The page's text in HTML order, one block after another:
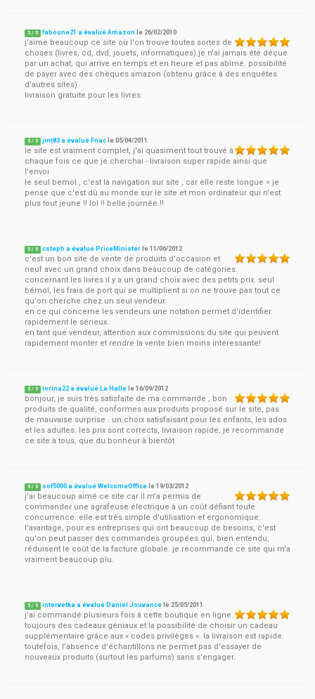
5 / 5 faboune21 a évalué Amazon le 26/02/2010
j'aime beaucoup ce site où l'on trouve toutes sortes de
choses (livres, cd, dvd, jouets, informatiques).je n'ai jamais été déçue
par un achat, qui arrive en temps et en heure et pas abîmé. possibilité
de payer avec des chèques amazon (obtenu grâce à des enquêtes
d'autres sites)
livraison gratuite pour les livres
5 / 5 jmt83 a évalué Fnac le05/04/2011
le site est vraiment complet, j'ai quasiment tout trouvé à
chaque fois ce que je cherchai - livraison super rapide ainsi que
l'envoi
le seul bemol , c'est la navigation sur site , car elle reste longue = je
pense que c'est dù au monde sur le site et mon ordinateur qui n'est
plus tout jeune !! lol !! belle journée !!
5 / 5 csteph a évalué PriceMinister le11/06/2012
c'est un bon site de vente de produits d'occasion et
neuf avec un grand choix dans beaucoup de catégories.
concernant les livres il y a un grand choix avec des petits prix. seul
bémol, les frais de port qui se multiplient si on ne trouve pas tout ce
qu'on cherche chez un seul vendeur.
en ce qui concerne les vendeurs une notation permet d'identifier
rapidement le sérieux.
en tant que vendeur, attention aux commissions du site qui peuvent
rapidement monter et rendre la vente bien moins intéressante!
5 / 5 lorina22 a évalué La Halle le16/09/2012
bonjour, je suis très satisfaite de ma commande , bon
produits de qualité, conformes aux produits proposé sur le site, pas
de mauvaise surprise . un choix satisfaisant pour les enfants, les ados
et les adultes. les prix sont corrects, livraison rapide, je recommande
ce site à tous, que du bonheur à bientôt
5 / 5 sof5000 a évalué WelcomeOffice le19/03/2012
j'ai beaucoup aimé ce site car il m'a permis de
commander une agrafeuse électrique à un coût défiant toute
concurrence. elle est très simple d'utilisation et ergonomique.
l'avantage, pour es entreprises qui ont beaucoup de besoins, c'est
qu'on peut passer des commandes groupées qui, bien entendu,
réduisent le coût de la facture globale. je recommande ce site qui m'a
vraiment beaucoup plu.
5 / 5 intervetka a évalué Daniel Jouvance le 25/05/2011
j'ai commandé plusieurs fois à cette boutique en ligne.
toujours des cadeaux géniaux et la possibilité de choisir un cadeau
supplémentaire grâce aux « codes privilèges ». la livraison est rapide.
toutefois, l’absence d'échantillons ne permet pas d'essayer de
nouveaux produits (surtout les parfums) sans s’engager.